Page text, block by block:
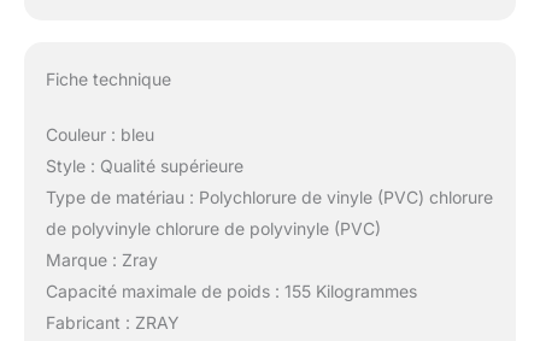
Fiche technique
Couleur : bleu
Style : Qualité supérieure
Type de matériau : Polychlorure de vinyle (PVC) chlorure
de polyvinyle chlorure de polyvinyle (PVC)
Marque : Zray
Capacité maximale de poids : 155 Kilogrammes
Fabricant : ZRAY